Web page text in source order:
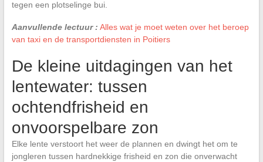
tegen een plotselinge bui.
Aanvullende lectuur : Alles wat je moet weten over het beroep
van taxi en de transportdiensten in Poitiers
De kleine uitdagingen van het
lentewater: tussen
ochtendfrisheid en
onvoorspelbare zon
Elke lente verstoort het weer de plannen en dwingt het om te
jongleren tussen hardnekkige frisheid en zon die onverwacht